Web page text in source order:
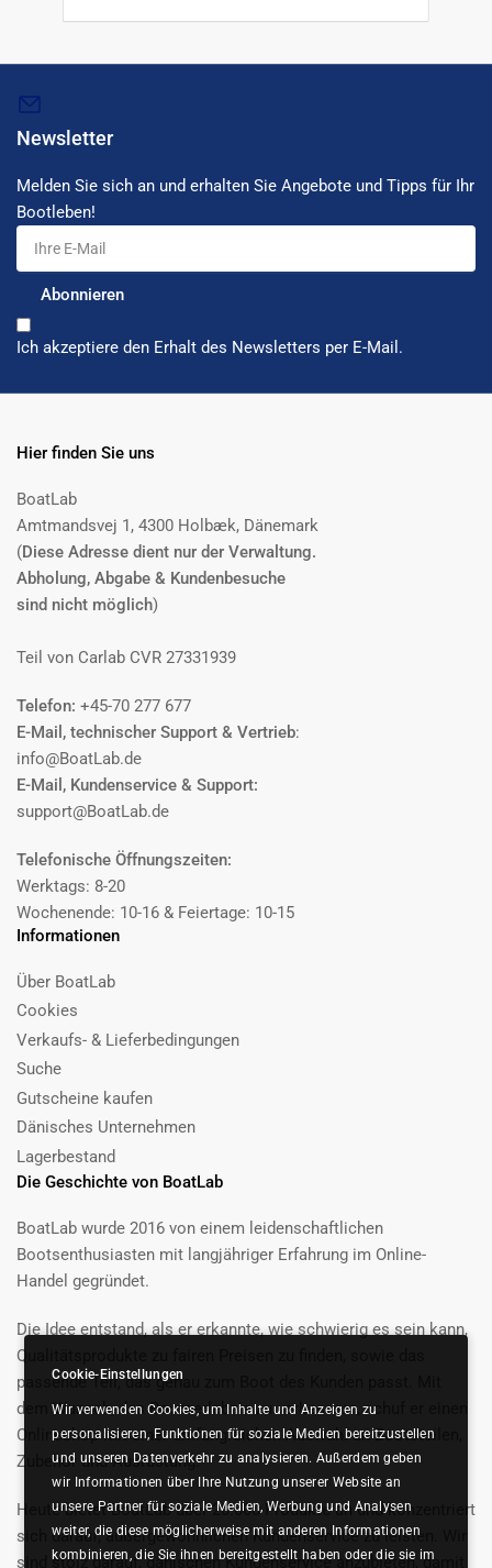
Newsletter
Melden Sie sich an und erhalten Sie Angebote und Tipps für Ihr
Bootleben!
Ihre
Mail
Abonnieren
Ich akzeptiere den Erhalt des Newsletters per E-Mail.
Hier finden Sie uns
BoatLab
Amtmandsvej 1, 4300 Holbæk, Dänemark
(Diese Adresse dient nur der Verwaltung.
Abholung, Abgabe & Kundenbesuche
sind nicht möglich)
Teil von Carlab CVR 27331939
Telefon: +45-70 277 677
E-Mail, technischer Support & Vertrieb:
info@BoatLab.de
E-Mail, Kundenservice & Support:
support@BoatLab.de
Telefonische Öffnungszeiten:
Werktags: 8-20
Wochenende: 10-16 & Feiertage: 10-15
Informationen
Über BoatLab
Cookies
Verkaufs- & Lieferbedingungen
Suche
Gutscheine kaufen
Dänisches Unternehmen
Lagerbestand
Die Geschichte von BoatLab
BoatLab wurde 2016 von einem leidenschaftlichen
Bootsenthusiasten mit langjähriger Erfahrung im Online-
Handel gegründet.
Die Idee entstand, als er erkannte, wie schwierig es sein kann,
Qualitätsprodukte zu fairen Preisen zu finden, sowie das
passende Teil, das genau zum Boot des Kunden passt. Mit
dem Wunsch, das Bootserlebnis zu verbessern, schuf er einen
Onlineshop mit einer umfangreichen Auswahl an Bootsteilen,
Zubehör und Ausrüstung.
Heute bietet BoatLab über 20.000 Produkte an und konzentriert
sich darauf, außergewöhnlichen Kundenservice zu leisten. Wir
sind stolz darauf, dänischen Kundenservice anzubieten, damit
Cookie-Einstellungen
Wir verwenden Cookies, um Inhalte und Anzeigen zu
personalisieren, Funktionen für soziale Medien bereitzustellen
und unseren Datenverkehr zu analysieren. Außerdem geben
wir Informationen über Ihre Nutzung unserer Website an
unsere Partner für soziale Medien, Werbung und Analysen
weiter, die diese möglicherweise mit anderen Informationen
kombinieren, die Sie ihnen bereitgestellt haben oder die sie im